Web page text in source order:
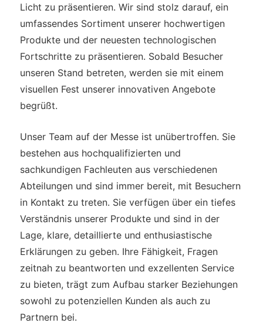
Licht zu präsentieren. Wir sind stolz darauf, ein
umfassendes Sortiment unserer hochwertigen
Produkte und der neuesten technologischen
Fortschritte zu präsentieren. Sobald Besucher
unseren Stand betreten, werden sie mit einem
visuellen Fest unserer innovativen Angebote
begrüßt.
Unser Team auf der Messe ist unübertroffen. Sie
bestehen aus hochqualifizierten und
sachkundigen Fachleuten aus verschiedenen
Abteilungen und sind immer bereit, mit Besuchern
in Kontakt zu treten. Sie verfügen über ein tiefes
Verständnis unserer Produkte und sind in der
Lage, klare, detaillierte und enthusiastische
Erklärungen zu geben. Ihre Fähigkeit, Fragen
zeitnah zu beantworten und exzellenten Service
zu bieten, trägt zum Aufbau starker Beziehungen
sowohl zu potenziellen Kunden als auch zu
Partnern bei.